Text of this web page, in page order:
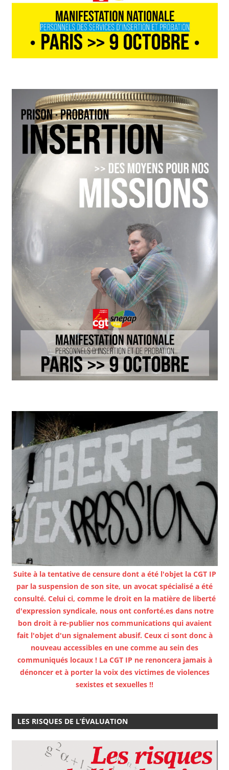
Suite à la tentative de censure dont a été l'objet la CGT IP
par la suspension de son site, un avocat spécialisé a été
consulté. Celui ci, comme le droit en la matière de liberté
d'expression syndicale, nous ont conforté.es dans notre
bon droit à re-publier nos communications qui avaient
fait l'objet d'un signalement abusif. Ceux ci sont donc à
nouveau accessibles en une comme au sein des
communiqués locaux ! La CGT IP ne renoncera jamais à
dénoncer et à porter la voix des victimes de violences
sexistes et sexuelles !!
LES RISQUES DE L’ÉVALUATION